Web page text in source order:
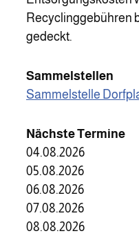
Recyclinggebühren
gedeckt.
Sammelstellen
Sammelstelle
Nächste Termine
04.08.2026
05.08.2026
06.08.2026
07.08.2026
08.08.2026